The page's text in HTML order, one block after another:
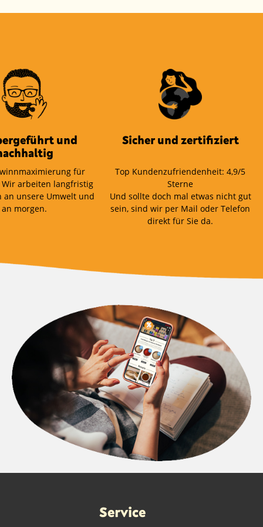
und
für
Wir arbeiten langfristig
an unsere Umwelt und
an morgen.
Sicher und zertifiziert
Top Kundenzufriendenheit: 4,9/5
Sterne
Und sollte doch mal etwas nicht gut
sein, sind wir per Mail oder Telefon
direkt für Sie da.
Service